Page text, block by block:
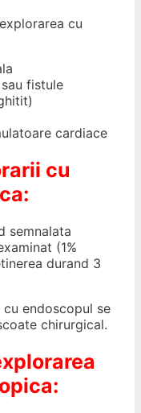
cu
fistule
cardiace
cu
semnalata
(1%
durand 3
endoscopul se
chirurgical.